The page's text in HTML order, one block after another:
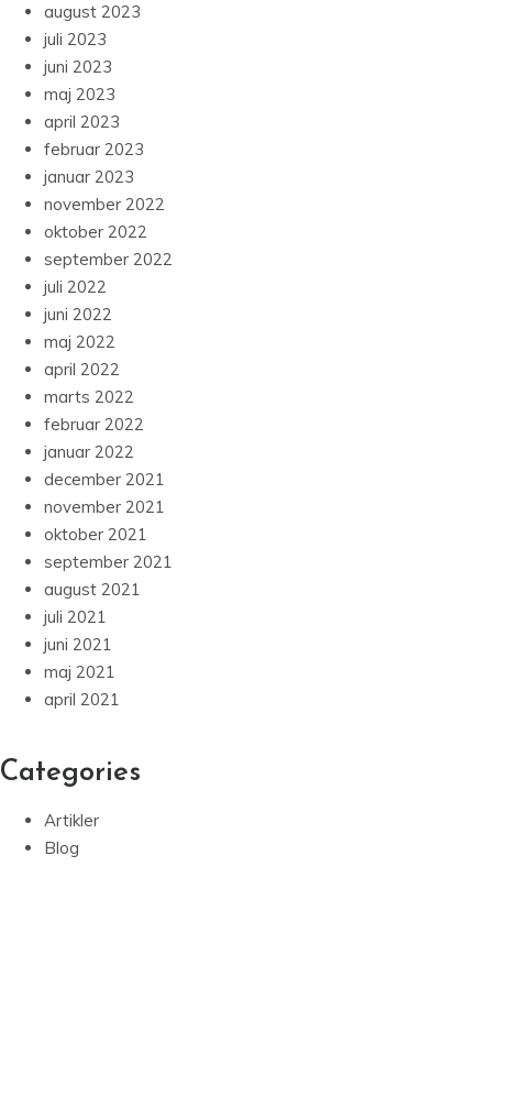
august 2023
juli 2023
juni 2023
maj 2023
april 2023
februar 2023
januar 2023
november 2022
oktober 2022
september 2022
juli 2022
juni 2022
maj 2022
april 2022
marts 2022
februar 2022
januar 2022
december 2021
november 2021
oktober 2021
september 2021
august 2021
juli 2021
juni 2021
maj 2021
april 2021
Categories
Artikler
Blog